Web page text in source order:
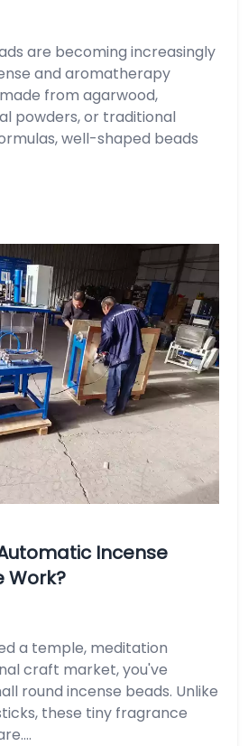
are becoming increasingly
and aromatherapy
from agarwood,
powders, or traditional
well-shaped beads
Incense
Work?
a temple, meditation
craft market, you've
round incense beads. Unlike
these tiny fragrance